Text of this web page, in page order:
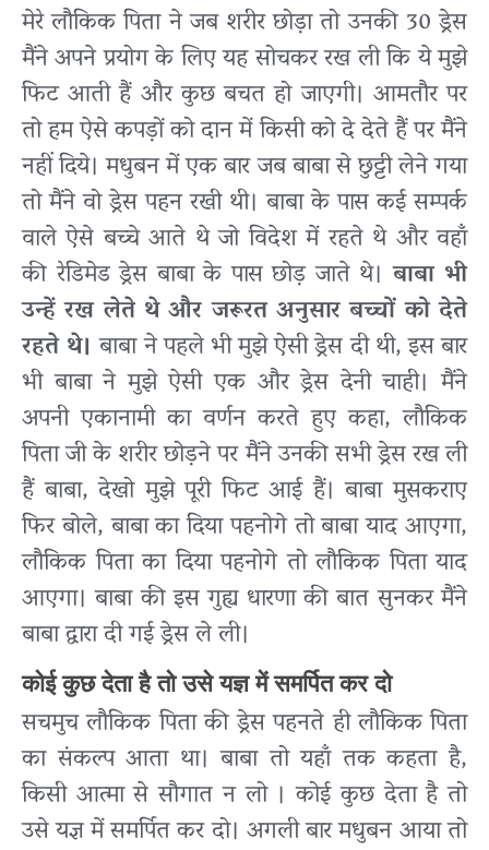
मेरे लौकिक पिता ने जब शरीर छोड़ा तो उनकी 30 ड्रेस
मैंने अपने प्रयोग के लिए यह सोचकर रख ली कि ये मुझे
फिट आती हैं और कुछ बचत हो जाएगी। आमतौर पर
तो हम ऐसे कपड़ों को दान में किसी को दे देते हैं पर मैंने
नहीं दिये। मधुबन में एक बार जब बाबा से छुट्टी लेने गया
तो मैंने वो ड्रेस पहन रखी थी। बाबा के पास कई सम्पर्क
वाले ऐसे बच्चे आते थे जो विदेश में रहते थे और वहाँ
की रेडिमेड ड्रेस बाबा के पास छोड़ जाते थे।बाबा भी
उन्हें रख लेते थे और जरूरत अनुसार बच्चों को देते
रहते थे। बाबा ने पहले भी मुझे ऐसी ड्रेस दी थी, इस बार
भी बाबा ने मुझे ऐसी एक और ड्रेस देनी चाही। मैंने
अपनी एकानामी का वर्णन करते हुए कहा, लौकिक
पिता जी के शरीर छोड़ने पर मैंने उनकी सभी ड्रेस रख ली
हैं बाबा, देखो मुझे पूरी फिट आई हैं। बाबा मुसकराए
फिर बोले, बाबा का दिया पहनोगे तो बाबा याद आएगा,
लौकिक पिता का दिया पहनोगे तो लौकिक पिता याद
आएगा। बाबा की इस गुह्य धारणा की बात सुनकर मैंने
बाबा द्वारा दी गई ड्रेस ले ली।
कोई कुछ देता है तो उसे यज्ञ में समर्पित कर दो
सचमुच लौकिक पिता की ड्रेस पहनते ही लौकिक पिता
का संकल्प आता था। बाबा तो यहाँ तक कहता है,
किसी आत्मा से सौगात न लो । कोई कुछ देता है तो
उसे यज्ञ में समर्पित कर दो। अगली बार मधुबन आया तो